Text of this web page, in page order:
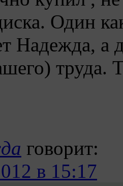
Один
Надежда, а
труда.
говорит:
в 15:17